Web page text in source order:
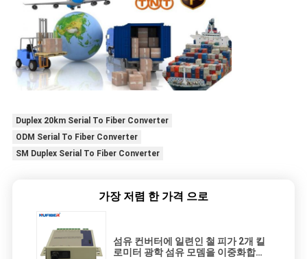
Duplex 20km Serial To Fiber Converter
ODM Serial To Fiber Converter
SM Duplex Serial To Fiber Converter
가장 저렴 한 가격 으로
섬유 컨버터에 일련인 철 피가 2개 킬
로미터 광학 섬유 모뎀을 이중화합니